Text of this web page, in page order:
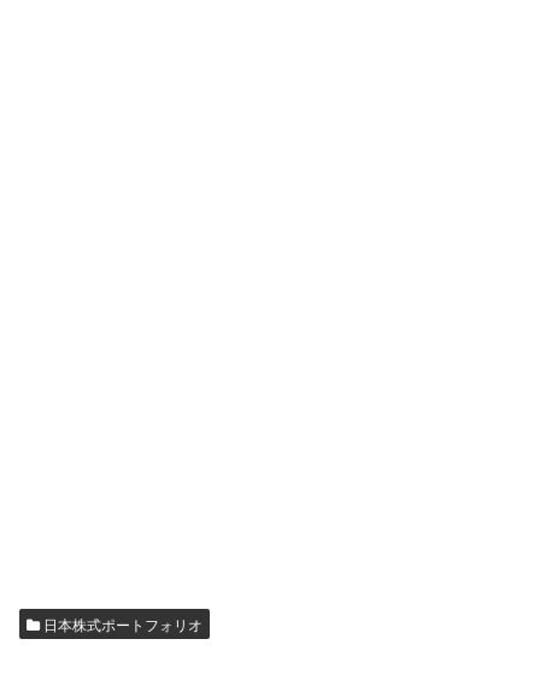
日本株式ポートフォリオ